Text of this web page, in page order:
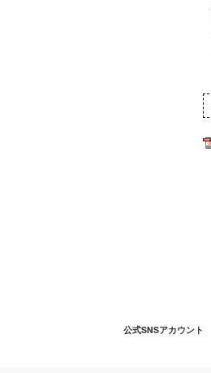
公式SNSアカウント